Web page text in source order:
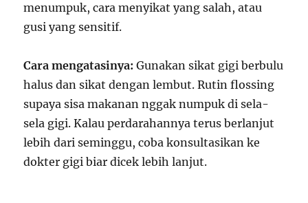
menumpuk, cara menyikat yang salah, atau
gusi yang sensitif.
Cara mengatasinya: Gunakan sikat gigi berbulu
halus dan sikat dengan lembut. Rutin flossing
supaya sisa makanan nggak numpuk di sela-
sela gigi. Kalau perdarahannya terus berlanjut
lebih dari seminggu, coba konsultasikan ke
dokter gigi biar dicek lebih lanjut.